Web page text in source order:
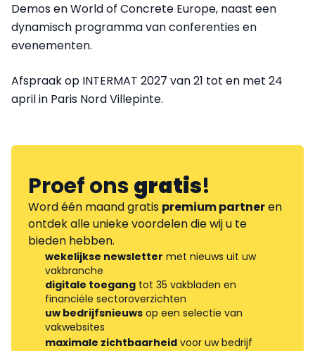
Demos en World of Concrete Europe, naast een
dynamisch programma van conferenties en
evenementen.
Afspraak op INTERMAT 2027 van 21 tot en met 24
april in Paris Nord Villepinte.
Proef onsgratis!
Word één maand gratis premium partneren
ontdek alle unieke voordelen die wij u te
bieden hebben.
wekelijkse newsletter met nieuws uit uw
vakbranche
digitale toegang tot 35 vakbladen en
financiële sectoroverzichten
uw bedrijfsnieuws op een selectie van
vakwebsites
maximale zichtbaarheid voor uw bedrijf